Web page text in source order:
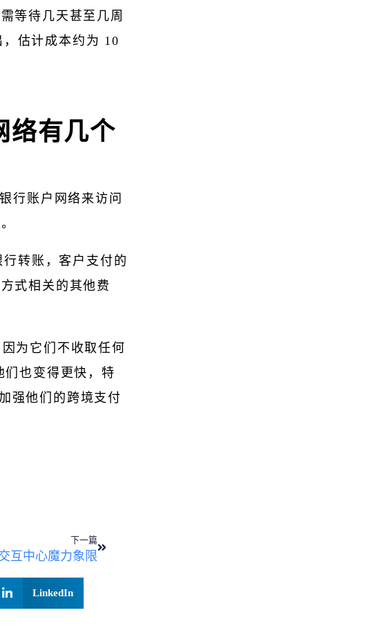
等待几天甚至几周
估计成本约为 10
络有几个
行账户网络来访问
转账，客户支付的
式相关的其他费
为它们不收取任何
们也变得更快，特
强他们的跨境支付
下一篇
互中心魔力象限
LinkedIn